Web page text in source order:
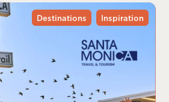
Destinations Inspiration